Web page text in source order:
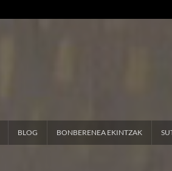
BLOG BONBERENEA EKINTZAK